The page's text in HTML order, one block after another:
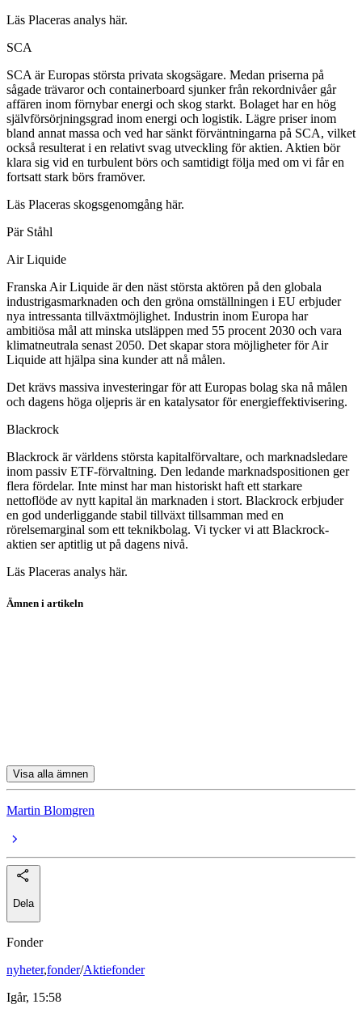
Läs Placeras analys här.
SCA
SCA är Europas största privata skogsägare. Medan priserna på
sågade trävaror och containerboard sjunker från rekordnivåer går
affären inom förnybar energi och skog starkt. Bolaget har en hög
självförsörjningsgrad inom energi och logistik. Lägre priser inom
bland annat massa och ved har sänkt förväntningarna på SCA, vilket
också resulterat i en relativt svag utveckling för aktien. Aktien bör
klara sig vid en turbulent börs och samtidigt följa med om vi får en
fortsatt stark börs framöver.
Läs Placeras skogsgenomgång här.
Pär Ståhl
Air Liquide
Franska Air Liquide är den näst största aktören på den globala
industrigasmarknaden och den gröna omställningen i EU erbjuder
nya intressanta tillväxtmöjlighet. Industrin inom Europa har
ambitiösa mål att minska utsläppen med 55 procent 2030 och vara
klimatneutrala senast 2050. Det skapar stora möjligheter för Air
Liquide att hjälpa sina kunder att nå målen.
Det krävs massiva investeringar för att Europas bolag ska nå målen
och dagens höga oljepris är en katalysator för energieffektivisering.
Blackrock
Blackrock är världens största kapitalförvaltare, och marknadsledare
inom passiv ETF-förvaltning. Den ledande marknadspositionen ger
flera fördelar. Inte minst har man historiskt haft ett starkare
nettoflöde av nytt kapital än marknaden i stort. Blackrock erbjuder
en god underliggande stabil tillväxt tillsamman med en
rörelsemarginal som ett teknikbolag. Vi tycker vi att Blackrock-
aktien ser aptitlig ut på dagens nivå.
Läs Placeras analys här.
Ämnen i artikeln
Visa alla ämnen
Martin Blomgren
Dela
Fonder
nyheter,fonder/Aktiefonder
Igår, 15:58